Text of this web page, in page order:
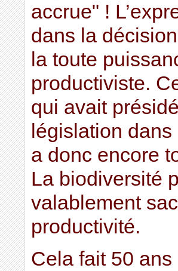
accrue" !
dans la
la toute
productiviste.
qui avait
législation
a donc encore
La biodiversité
valablement
productivité.
Cela fait 50